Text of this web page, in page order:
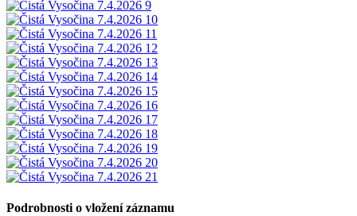
Podrobnosti o vložení záznamu